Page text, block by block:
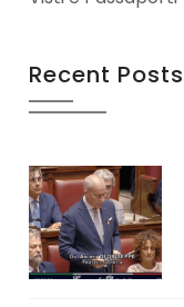
Recent Posts